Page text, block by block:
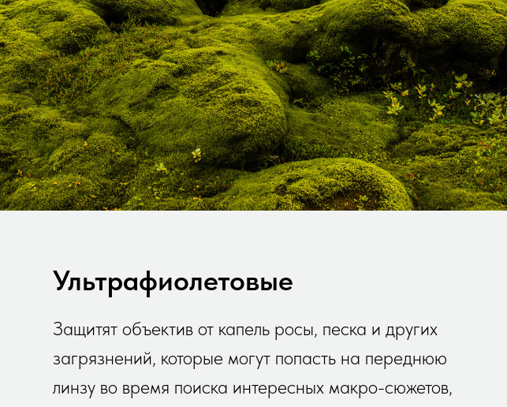
Ультрафиолетовые
Защитят объектив от капель росы, песка и других
загрязнений, которые могут попасть на переднюю
линзу во время поиска интересных макро-сюжетов,